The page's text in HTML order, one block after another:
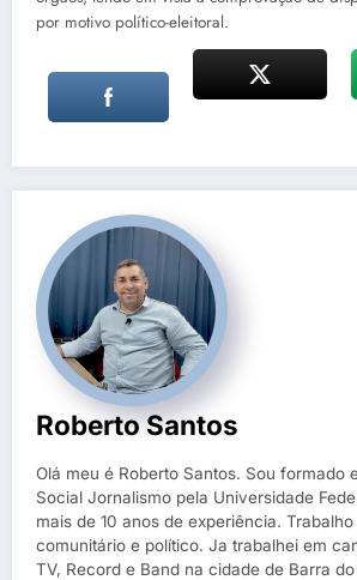
por motivo político-eleitoral.
Roberto Santos
Olá meu é Roberto Santos. Sou formado
Social Jornalismo pela Universidade
mais de 10 anos de experiência.
comunitário e político. Ja trabalhei em
TV, Record e Band na cidade de Barra